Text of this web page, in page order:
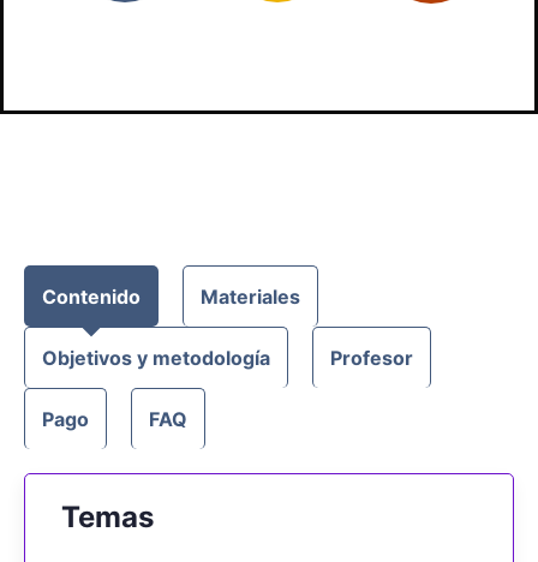
Contenido Materiales
Objetivos y metodología Profesor
Pago FAQ
Temas